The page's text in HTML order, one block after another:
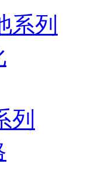
系列
列